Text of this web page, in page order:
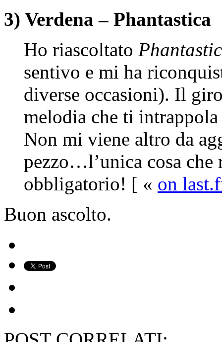
3) Verdena – Phantastica
Ho riascoltato
sentivo e mi ha
diverse occasioni). Il
melodia che ti
Non mi viene altro da
pezzo…l’unica cosa che
obbligatorio! [ « on
Buon ascolto.